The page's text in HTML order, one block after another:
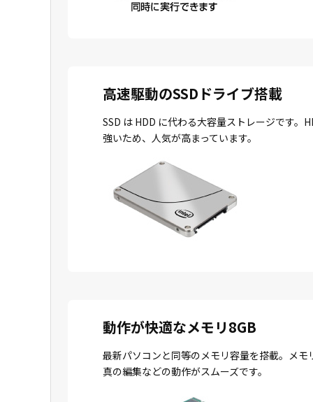
高速駆動のSSDドライブ搭載
SSD は HDD に代わる大容量ストレージです
強いため、人気が高まっています。
動作が快適なメモリ8GB
最新パソコンと同等のメモリ容量を搭載。メ
真の編集などの動作がスムーズです。